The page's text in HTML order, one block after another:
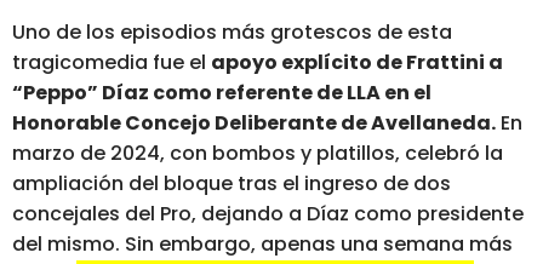
Uno de los episodios más grotescos de esta
tragicomedia fue el apoyo explícito de Frattini a
“Peppo” Díaz como referente de LLA en el
Honorable Concejo Deliberante de Avellaneda. En
marzo de 2024, con bombos y platillos, celebró la
ampliación del bloque tras el ingreso de dos
concejales del Pro, dejando a Díaz como presidente
del mismo. Sin embargo, apenas una semana más